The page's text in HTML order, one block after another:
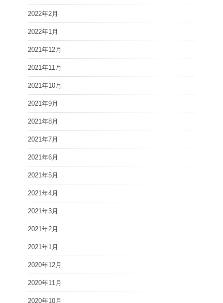
2022年2月
2022年1月
2021年12月
2021年11月
2021年10月
2021年9月
2021年8月
2021年7月
2021年6月
2021年5月
2021年4月
2021年3月
2021年2月
2021年1月
2020年12月
2020年11月
2020年10月